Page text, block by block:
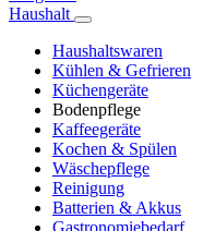
Haushalt
Haushaltswaren
Kühlen & Gefrieren
Küchengeräte
Bodenpflege
Kaffeegeräte
Kochen & Spülen
Wäschepflege
Reinigung
Batterien & Akkus